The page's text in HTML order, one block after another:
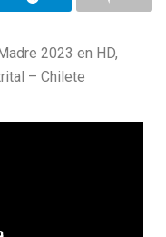
2023 en HD,
– Chilete